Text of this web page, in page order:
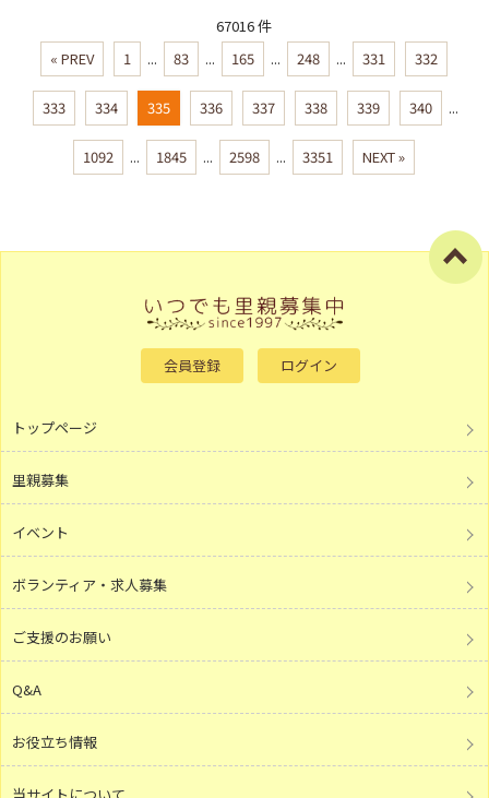
67016 件
« PREV
1 ... 83 ... 165 ... 248 ... 331 332
333 334 335 336 337 338 339 340 ...
1092 ... 1845 ... 2598 ... 3351 NEXT »
会員登録 ログイン
トップページ
里親募集
イベント
ボランティア・求人募集
ご支援のお願い
Q&A
お役立ち情報